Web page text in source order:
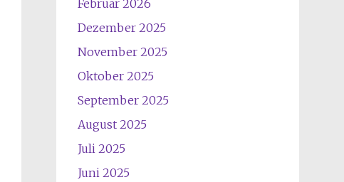
Februar 2026
Dezember 2025
November 2025
Oktober 2025
September 2025
August 2025
Juli 2025
Juni 2025